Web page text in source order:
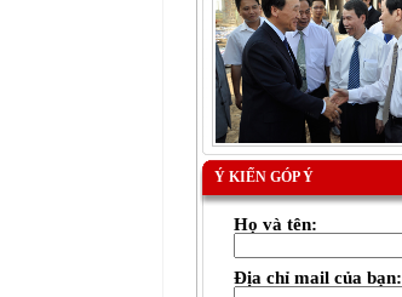
Ý KIẾN GÓP Ý
Họ và tên:
Địa chỉ mail của bạn: